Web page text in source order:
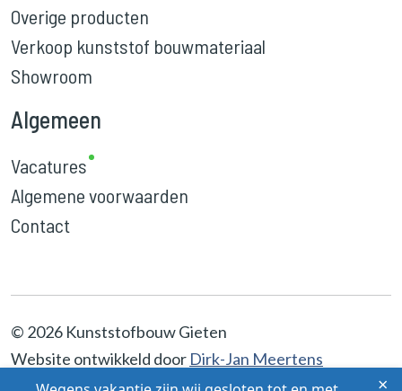
Overige producten
Verkoop kunststof bouwmateriaal
Showroom
Algemeen
Vacatures
Algemene voorwaarden
Contact
© 2026 Kunststofbouw Gieten
Website ontwikkeld door Dirk-Jan Meertens
×